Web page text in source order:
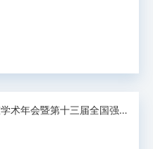
爆炸科学与技术国家重点实验室学术年会暨第十三届全国强动载效应及防护学术会议成功举办